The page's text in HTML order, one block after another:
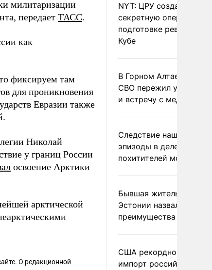
милитаризации
передает ТАСС.
как
фиксируем там
для проникновения
Евразии также
Николай
у границ России
освоение Арктики
арктической
О редакционной
NYT: ЦРУ создало
секретную опергруппу
подготовке революции
Кубе
В Горном Алтае
СВО пережил удар
и встречу с медведем
Следствие нашло
эпизоды в деле
похитителей москвичек
Бывшая жительница
Эстонии назвала
преимущества России
США рекордно
импорт российских